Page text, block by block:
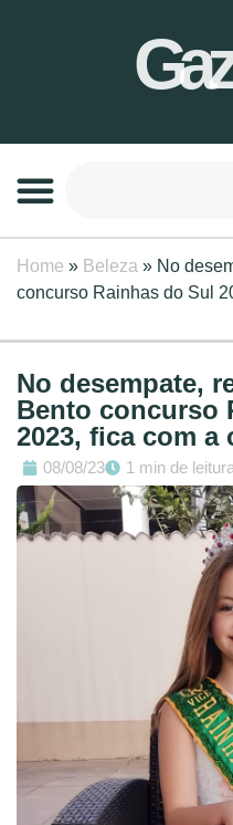
Home » Beleza » No
concurso Rainhas do Sul
No desempate,
Bento concurso
2023, fica com a
08/08/23 1 min de leitura